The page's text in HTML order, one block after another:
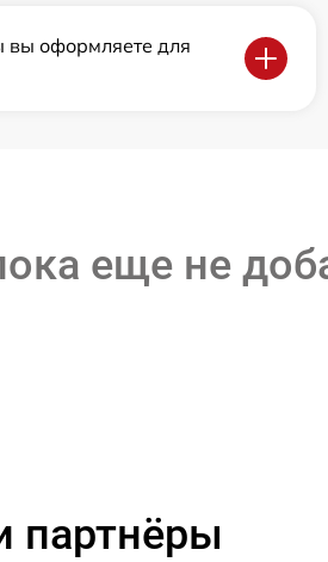
вы оформляете для
еще не
партнёры